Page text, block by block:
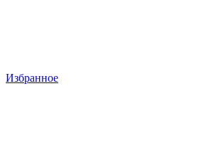
Избранное